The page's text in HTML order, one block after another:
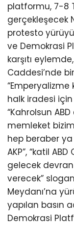
platformu, 7-8
gerçekleşecek
protesto
ve Demokrasi
karşıtı
Caddesi’nde
“Emperyalizme
halk iradesi için
“Kahrolsun
memleket
hep beraber ya
AKP”, “katil
gelecek
verecek”
Meydanı’na
yapılan basın
Demokrasi